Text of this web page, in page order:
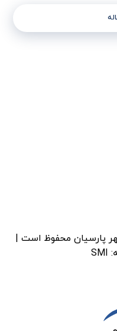
پارسیان محفوظ است |
SMI